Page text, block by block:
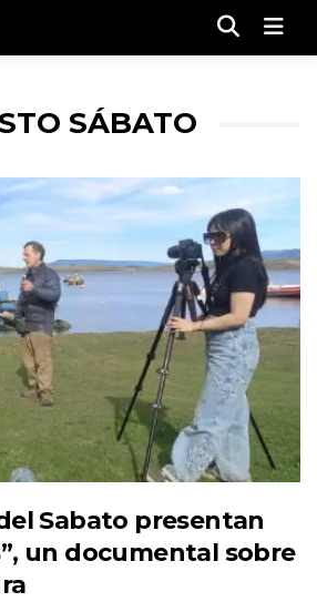
SÁBATO
Sabato presentan
un documental sobre